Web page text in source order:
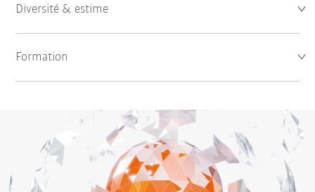
Diversité & estime
Formation